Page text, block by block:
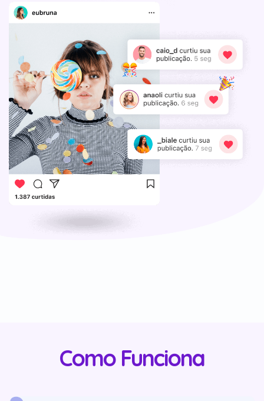
Como Funciona